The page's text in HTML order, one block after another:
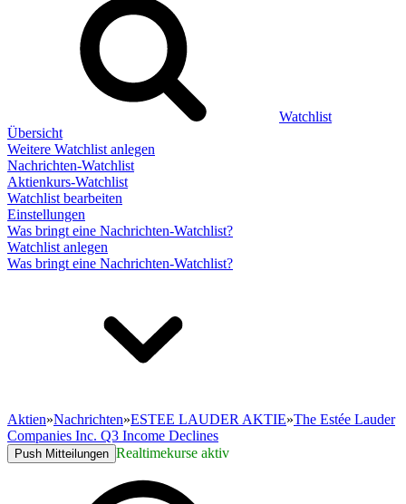
Watchlist
Übersicht
Weitere Watchlist anlegen
Nachrichten-Watchlist
Aktienkurs-Watchlist
Watchlist bearbeiten
Einstellungen
Was bringt eine Nachrichten-Watchlist?
Watchlist anlegen
Was bringt eine Nachrichten-Watchlist?
Aktien»Nachrichten»ESTEE LAUDER AKTIE»The Estée Lauder
Companies Inc. Q3 Income Declines
Push Mitteilungen Realtimekurse aktiv